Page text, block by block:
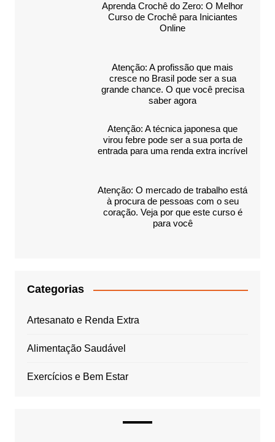
Aprenda Crochê do Zero: O Melhor
Curso de Crochê para Iniciantes
Online
Atenção: A profissão que mais
cresce no Brasil pode ser a sua
grande chance. O que você precisa
saber agora
Atenção: A técnica japonesa que
virou febre pode ser a sua porta de
entrada para uma renda extra incrível
Atenção: O mercado de trabalho está
à procura de pessoas com o seu
coração. Veja por que este curso é
para você
Categorias
Artesanato e Renda Extra
Alimentação Saudável
Exercícios e Bem Estar